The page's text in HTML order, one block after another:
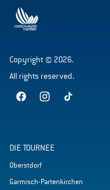
Copyright © 2026.
All rights reserved.
DIE TOURNEE
Oberstdorf
Garmisch-Partenkirchen